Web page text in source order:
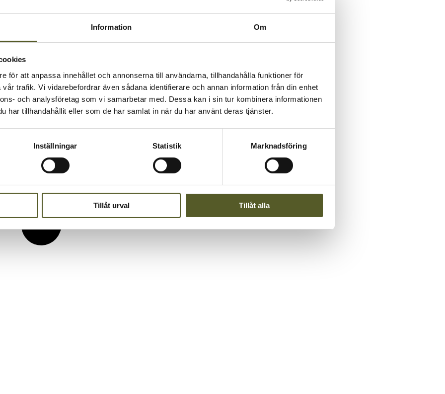
Information Om
för att anpassa innehållet och annonserna till användarna, tillhandahålla funktioner för
trafik. Vi vidarebefordrar även sådana identifierare och annan information från din enhet
och analysföretag som vi samarbetar med. Dessa kan i sin tur kombinera informationen
har tillhandahållit eller som de har samlat in när du har använt deras tjänster.
Inställningar Statistik Marknadsföring
Tillåt urval Tillåt alla